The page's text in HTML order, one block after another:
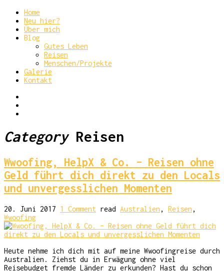
Home
Neu hier?
Über mich
Blog
Gutes Leben
Reisen
Menschen/Projekte
Galerie
Kontakt
Category Reisen
Wwoofing, HelpX & Co. – Reisen ohne
Geld führt dich direkt zu den Locals
und unvergesslichen Momenten
20. Juni 2017 1 Comment read Australien , Reisen ,
Wwoofing
Heute nehme ich dich mit auf meine Wwoofingreise durch
Australien. Ziehst du in Erwägung ohne viel
Reisebudget fremde Länder zu erkunden? Hast du schon